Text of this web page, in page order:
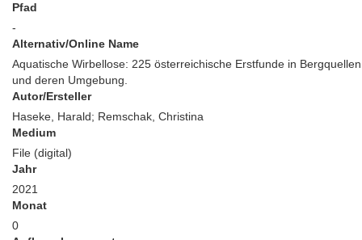
Pfad
-
Alternativ/Online Name
Aquatische Wirbellose: 225 österreichische Erstfunde in Bergquellen
und deren Umgebung.
Autor/Ersteller
Haseke, Harald; Remschak, Christina
Medium
File (digital)
Jahr
2021
Monat
0